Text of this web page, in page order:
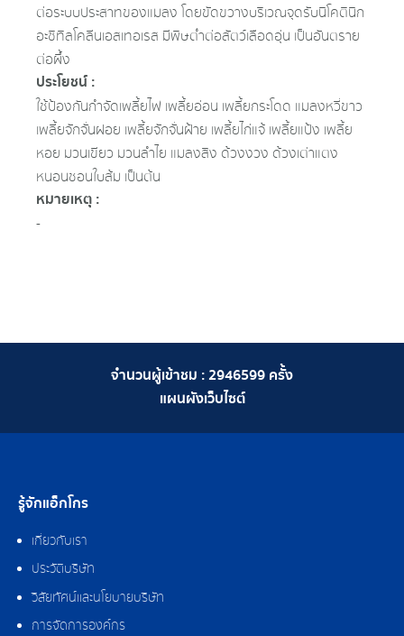
ต่อระบบประสาทของแมลง โดยขัดขวางบริเวณจุดรับนิโคตินิก
อะซิทิลโคลีนเอสเทอเรส มีพิษต่ำต่อสัตว์เลือดอุ่น เป็นอันตราย
ต่อผึ้ง
ประโยชน์ :
ใช้ป้องกันกำจัดเพลี้ยไฟ เพลี้ยอ่อน เพลี้ยกระโดด แมลงหวี่ขาว
เพลี้ยจักจั่นฝอย เพลี้ยจักจั่นฝ้าย เพลี้ยไก่แจ้ เพลี้ยแป้ง เพลี้ย
หอย มวนเขียว มวนลำไย แมลงสิง ด้วงงวง ด้วงเต่าแตง
หนอนชอนใบส้ม เป็นต้น
หมายเหตุ :
-
จำนวนผู้เข้าชม :2946599 ครั้ง
แผนผังเว็บไซต์
รู้จักแอ็กโกร
เกี่ยวกับเรา
ประวัติบริษัท
วิสัยทัศน์และนโยบายบริษัท
การจัดการองค์กร